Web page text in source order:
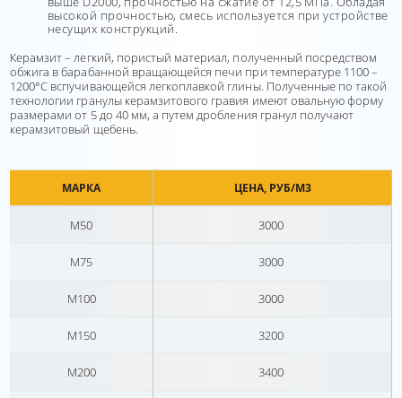
высокой прочностью, смесь используется при устройстве
несущих конструкций.
Керамзит – легкий, пористый материал, полученный посредством
обжига в барабанной вращающейся печи при температуре 1100 –
1200°С вспучивающейся легкоплавкой глины. Полученные по такой
технологии гранулы керамзитового гравия имеют овальную форму
размерами от 5 до 40 мм, а путем дробления гранул получают
керамзитовый щебень.
МАРКА ЦЕНА, РУБ/М3
М50 3000
М75 3000
М100 3000
М150 3200
М200 3400